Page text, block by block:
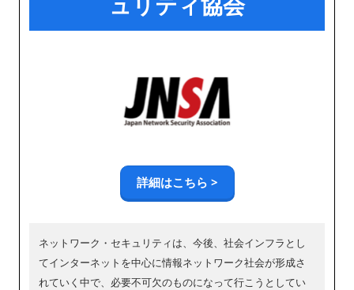
詳細はこちら >
ネットワーク・セキュリティは、今後、社会インフラとし
てインターネットを中心に情報ネットワーク社会が形成さ
れていく中で、必要不可欠のものになって行こうとしてい